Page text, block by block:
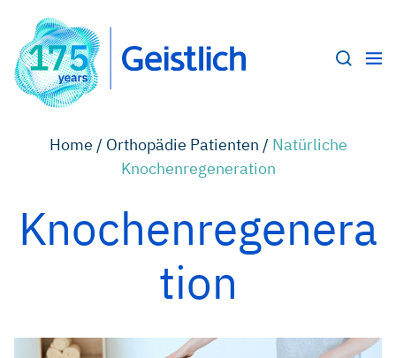
Home / Orthopädie Patienten / Natürliche
Knochenregeneration
Knochenregenera
tion